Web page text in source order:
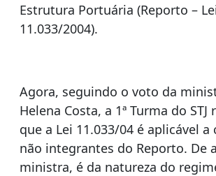
Estrutura Portuária (Reporto –
11.033/2004).
Agora, seguindo o voto da
Helena Costa, a 1ª Turma do STJ
que a Lei 11.033/04 é aplicável
não integrantes do Reporto. De
ministra, é da natureza do